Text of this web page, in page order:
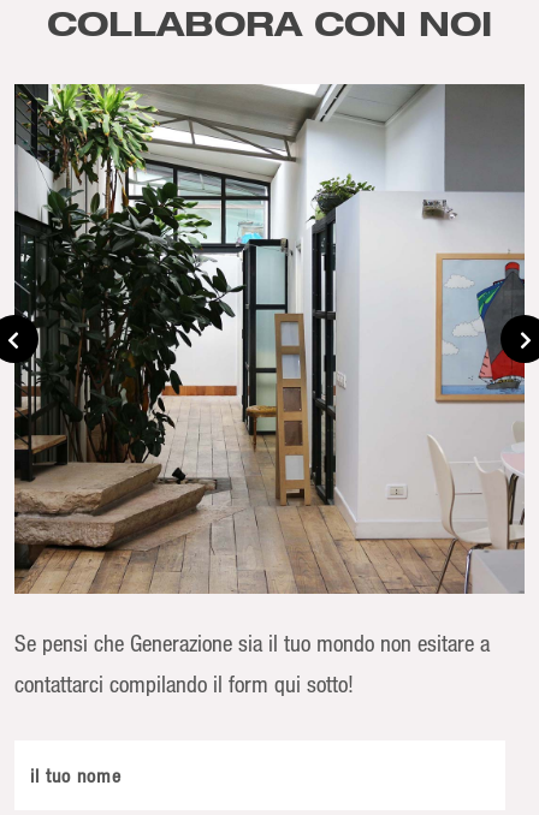
COLLABORA CON NOI
Se pensi che Generazione sia il tuo mondo non esitare a
contattarci compilando il form qui sotto!
il tuo nome